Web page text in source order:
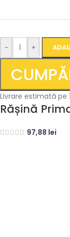
- +
Livrare estimată pe
Rășină
97,88 lei